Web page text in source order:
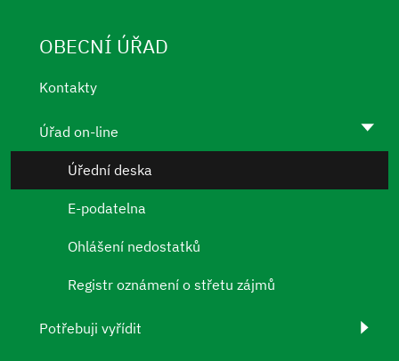
OBECNÍ ÚŘAD
Kontakty
Úřad on-line
Úřední deska
E-podatelna
Ohlášení nedostatků
Registr oznámení o střetu zájmů
Potřebuji vyřídit